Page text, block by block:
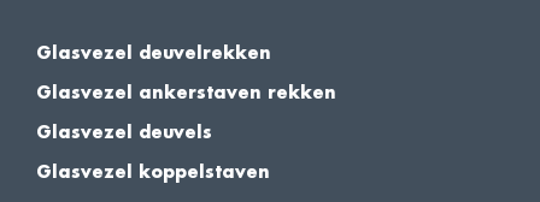
Glasvezel deuvelrekken
Glasvezel ankerstaven rekken
Glasvezel deuvels
Glasvezel koppelstaven